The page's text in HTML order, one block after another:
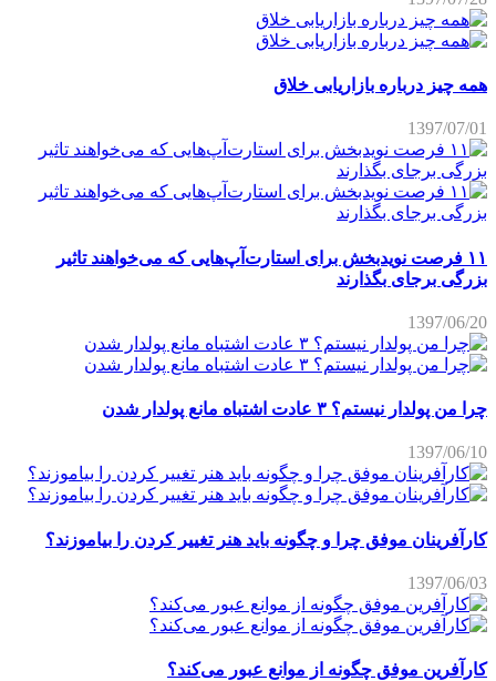
همه چیز درباره بازاریابی خلاق
1397/07/01
۱۱ فرصت نویدبخش برای استارت‌آپ‌هایی که می‌خواهند تاثیر
بزرگی برجای بگذارند
1397/06/20
چرا من پولدار نیستم؟ ۳ عادت اشتباه مانع پولدار شدن
1397/06/10
کارآفرینان موفق چرا و چگونه باید هنر تغییر کردن را بیاموزند؟
1397/06/03
کارآفرین موفق چگونه از موانع عبور می‌کند؟